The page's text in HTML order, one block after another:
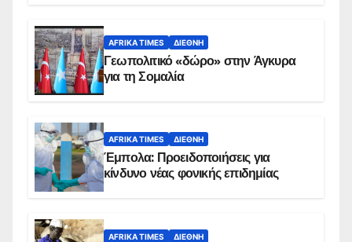
AFRIKA TIMES ΔΙΕΘΝΉ
Γεωπολιτικό «δώρο» στην Άγκυρα
για τη Σομαλία
AFRIKA TIMES ΔΙΕΘΝΉ
Έμπολα: Προειδοποιήσεις για
κίνδυνο νέας φονικής επιδημίας
AFRIKA TIMES ΔΙΕΘΝΉ